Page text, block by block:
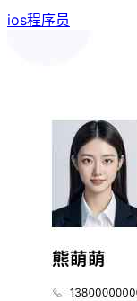
ios程序员